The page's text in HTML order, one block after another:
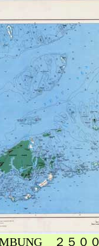
２５０